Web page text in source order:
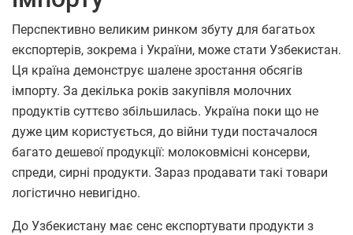
Перспективно великим ринком збуту для багатьох
експортерів, зокрема і України, може стати Узбекистан.
Ця країна демонструє шалене зростання обсягів
імпорту. За декілька років закупівля молочних
продуктів суттєво збільшилась. Україна поки що не
дуже цим користується, до війни туди постачалося
багато дешевої продукції: молоковмісні консерви,
спреди, сирні продукти. Зараз продавати такі товари
логістично невигідно.
До Узбекистану має сенс експортувати продукти з